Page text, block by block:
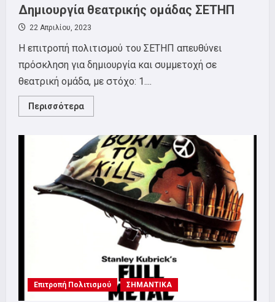
Δημιουργία θεατρικής ομάδας ΣΕΤΗΠ
22 Απριλίου, 2023
Η επιτροπή πολιτισμού του ΣΕΤΗΠ απευθύνει
πρόσκληση για δημιουργία και συμμετοχή σε
θεατρική ομάδα, με στόχο: 1....
Περισσότερα
more
θεατρικής
ομάδας
ΣΕΤΗΠ
Επιτροπή Πολιτισμού ΣΗΜΑΝΤΙΚΑ